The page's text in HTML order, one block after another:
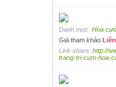
Danh mục: Hoa
Giá tham khảo
Link share: http://
trang-tri-cum-hoa-